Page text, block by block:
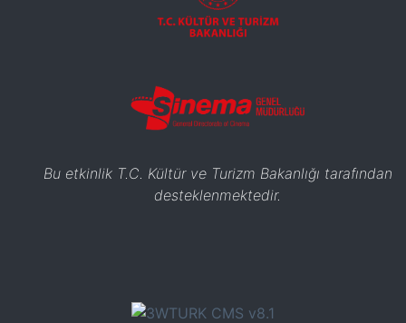
Bu etkinlik T.C. Kültür ve Turizm Bakanlığı tarafından
desteklenmektedir.